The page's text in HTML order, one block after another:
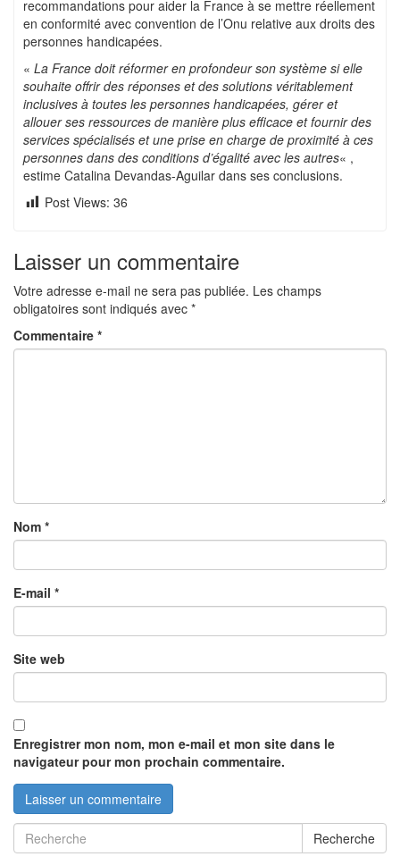
recommandations pour aider la France à se mettre réellement
en conformité avec convention de l’Onu relative aux droits des
personnes handicapées.
« La France doit réformer en profondeur son système si elle
souhaite offrir des réponses et des solutions véritablement
inclusives à toutes les personnes handicapées, gérer et
allouer ses ressources de manière plus efficace et fournir des
services spécialisés et une prise en charge de proximité à ces
personnes dans des conditions d’égalité avec les autres« ,
estime Catalina Devandas-Aguilar dans ses conclusions.
Post Views: 36
Laisser un commentaire
Votre adresse e-mail ne sera pas publiée. Les champs
obligatoires sont indiqués avec *
Commentaire *
Nom *
E-mail *
Site web
Enregistrer mon nom, mon e-mail et mon site dans le
navigateur pour mon prochain commentaire.
Recherche